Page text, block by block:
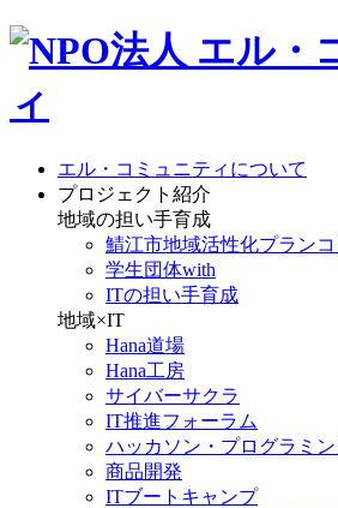
エル・コミュニティについて
プロジェクト紹介
地域の担い手育成
鯖江市地域活性化プランコ
学生団体with
ITの担い手育成
地域×IT
Hana道場
Hana工房
サイバーサクラ
IT推進フォーラム
ハッカソン・プログラミ
商品開発
ITブートキャンプ